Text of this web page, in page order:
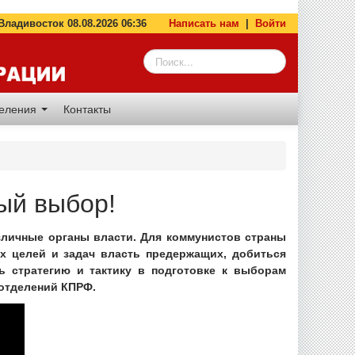
08.08.2026 06:36 Написать нам Войти
Контакты
выбор!
органы власти. Для коммунистов страны
и задач власть предержащих, добиться
стратегию и тактику в подготовке к выборам
КПРФ.